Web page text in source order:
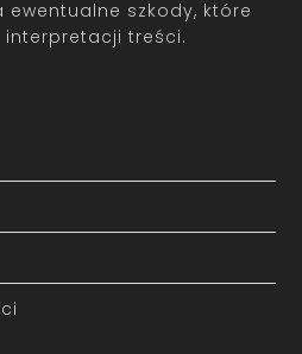
szkody, które
interpretacji treści.